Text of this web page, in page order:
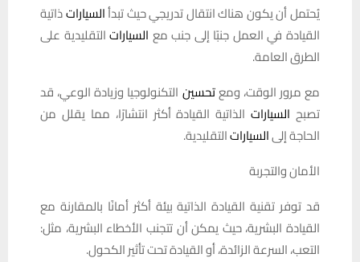
يُحتمل أن يكون هناك انتقال تدريجي حيث تبدأالسياراتذاتية
القيادة في العمل جنبًا إلى جنب مع السياراتالتقليدية على
الطرق العامة.
مع مرور الوقت، ومعتحسين التكنولوجيا وزيادة الوعي، قد
تصبح السياراتالذاتية القيادة أكثر انتشارًا، مما يقلل من
الحاجة إلىالسياراتالتقليدية.
الأمان والتجربة
قد توفر تقنية القيادة الذاتية بيئة أكثر أمانًا بالمقارنة مع
القيادة البشرية، حيث يمكن أن تتجنب الأخطاء البشرية، مثل:
التعب، السرعة الزائدة، أو القيادة تحت تأثير الكحول.